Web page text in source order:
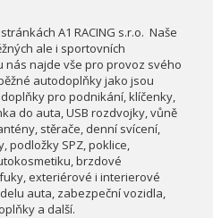
A1 RACING s.r.o. Naše
ale i sportovních
nás najde vše pro provoz svého
autodoplňky jako jsou
pro podnikání, klíčenky,
do auta, USB rozdvojky, vůně
stěrače, denní svícení,
podložky SPZ, poklice,
brzdové
exteriérové i interierové
auta, zabezpeční vozidla,
a další.